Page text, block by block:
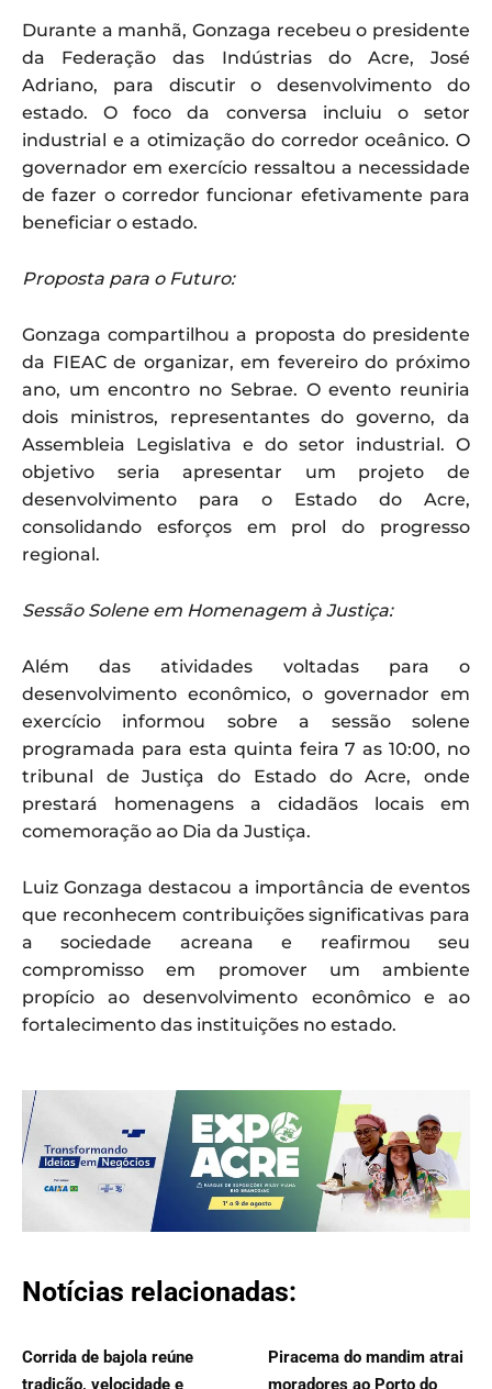
Durante a manhã, Gonzaga recebeu o presidente
da Federação das Indústrias do Acre, José
Adriano, para discutir o desenvolvimento do
estado. O foco da conversa incluiu o setor
industrial e a otimização do corredor oceânico. O
governador em exercício ressaltou a necessidade
de fazer o corredor funcionar efetivamente para
beneficiar o estado.
Proposta para o Futuro:
Gonzaga compartilhou a proposta do presidente
da FIEAC de organizar, em fevereiro do próximo
ano, um encontro no Sebrae. O evento reuniria
dois ministros, representantes do governo, da
Assembleia Legislativa e do setor industrial. O
objetivo seria apresentar um projeto de
desenvolvimento para o Estado do Acre,
consolidando esforços em prol do progresso
regional.
Sessão Solene em Homenagem à Justiça:
Além das atividades voltadas para o
desenvolvimento econômico, o governador em
exercício informou sobre a sessão solene
programada para esta quinta feira 7 as 10:00, no
tribunal de Justiça do Estado do Acre, onde
prestará homenagens a cidadãos locais em
comemoração ao Dia da Justiça.
Luiz Gonzaga destacou a importância de eventos
que reconhecem contribuições significativas para
a sociedade acreana e reafirmou seu
compromisso em promover um ambiente
propício ao desenvolvimento econômico e ao
fortalecimento das instituições no estado.
Notícias relacionadas:
Corrida de bajola reúne
Piracema do mandim atrai